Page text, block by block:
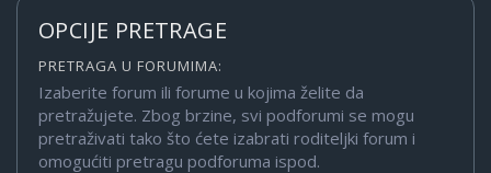
OPCIJE PRETRAGE
PRETRAGA U FORUMIMA:
Izaberite forum ili forume u kojima želite da
pretražujete. Zbog brzine, svi podforumi se mogu
pretraživati tako što ćete izabrati roditeljki forum i
omogućiti pretragu podforuma ispod.